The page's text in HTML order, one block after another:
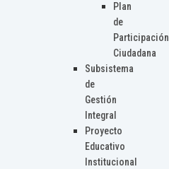
Plan
de
Participación
Ciudadana
Subsistema
de
Gestión
Integral
Proyecto
Educativo
Institucional